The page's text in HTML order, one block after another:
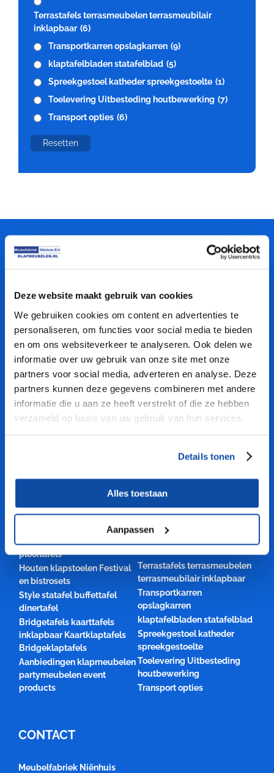
Deze website maakt gebruik van cookies
We gebruiken cookies om content en advertenties te
personaliseren, om functies voor social media te bieden
en om ons websiteverkeer te analyseren. Ook delen we
informatie over uw gebruik van onze site met onze
partners voor social media, adverteren en analyse. Deze
partners kunnen deze gegevens combineren met andere
informatie die u aan ze heeft verstrekt of die ze hebben
verzameld op basis van uw gebruik van hun services.
Details tonen
Alles toestaan
Aanpassen
Terrastafels terrasmeubelen terrasmeubilair
inklapbaar (6)
Transportkarren opslagkarren (9)
klaptafelbladen statafelblad (5)
Spreekgestoel katheder spreekgestoelte (1)
Toelevering Uitbesteding houtbewerking (7)
Transport opties (6)
Resetten
Meubelfabriek
PROFITEER VAN ONZE KENNIS
Professionele kwaliteit
Grote voorraden en Snelle levertijden
Maatwerk mogelijk
Mooie aanbiedingen klapmeubelen
Gratis verzending vanaf € 2250,-
1 jaar productgarantie
Scherpe prijzen
Vele VEILIGE betalingsmethoden
Examentafels tentamentafels
Biertafels en bierbanken
plooitafels
Houten klapstoelen Festival
en bistrosets
Style statafel buffettafel
dinertafel
Bridgetafels kaarttafels
inklapbaar Kaartklaptafels
Bridgeklaptafels
Aanbiedingen klapmeubelen
partymeubelen event
products
klaptafelonderstel
biertafelframes
bierbankframe
Terrastafels terrasmeubelen
terrasmeubilair inklapbaar
Transportkarren
opslagkarren
klaptafelbladen statafelblad
Spreekgestoel katheder
spreekgestoelte
Toelevering Uitbesteding
houtbewerking
Transport opties
CONTACT
Meubelfabriek Niënhuis